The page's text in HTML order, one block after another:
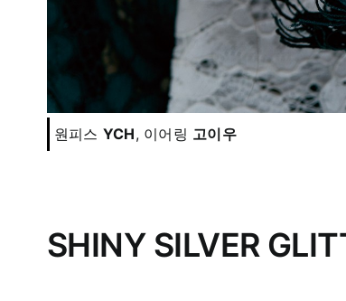
원피스 YCH, 이어링 고이우
SHINY SILVER